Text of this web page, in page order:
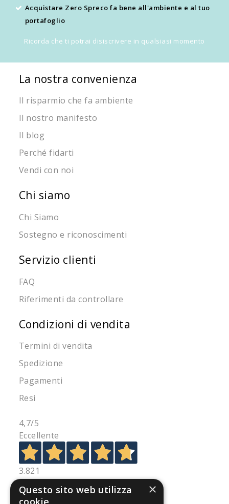
Acquistare Zero Spreco fa bene all'ambiente e al tuo
portafoglio
Ricorda che ti potrai disiscrivere in qualsiasi momento
La nostra convenienza
Il risparmio che fa ambiente
Il nostro manifesto
Il blog
Perché fidarti
Vendi con noi
Chi siamo
Chi Siamo
Sostegno e riconoscimenti
Servizio clienti
FAQ
Riferimenti da controllare
Condizioni di vendita
Termini di vendita
Spedizione
Pagamenti
Resi
4,7/5
Eccellente
3.821
Recensioni
×
Questo sito web utilizza
cookie